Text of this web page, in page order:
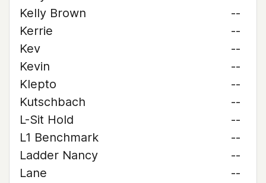
Kelly Brown
--
Kerrie
--
Kev
--
Kevin
--
Klepto
--
Kutschbach
--
L-Sit Hold
--
L1 Benchmark
--
Ladder Nancy
--
Lane
--